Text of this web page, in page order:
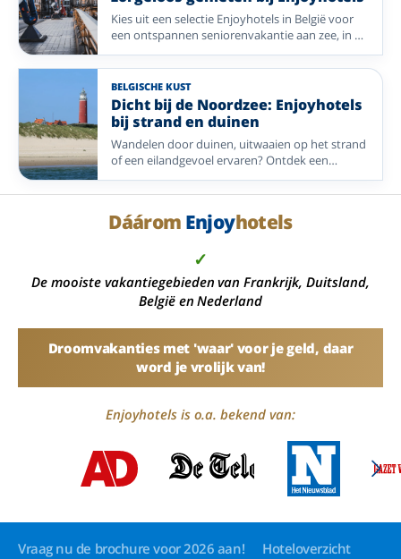
voor een ontspannen verblijf. Welke
bestemming u ook kiest, u bent verzekerd van
een compleet verzorgd verblijf waarbij comfort,
gastvrijheid en genieten centraal staan.
Kies uit een selectie Enjoyhotels in België voor
een ontspannen seniorenvakantie aan zee, in de
Ardennen of midden in een historische stad.
Vergelijk sfeer, ligging, liftvoorzieningen en
eenpersoonskamers.
BELGISCHE KUST
Dicht bij de Noordzee: Enjoyhotels
bij strand en duinen
Wandelen door duinen, uitwaaien op het strand
of een eilandgevoel ervaren? Ontdek een
selectie Enjoyhotels dicht bij de Noordzee in
Nederland, België en Duitsland.
Dáárom Enjoyhotels
✓
De mooiste vakantiegebieden van Frankrijk, Duitsland,
België en Nederland
Droomvakanties met 'waar' voor je geld, daar
word je vrolijk van!
Enjoyhotels is o.a. bekend van:
Vraag nu de brochure voor 2026 aan!
Hoteloverzicht